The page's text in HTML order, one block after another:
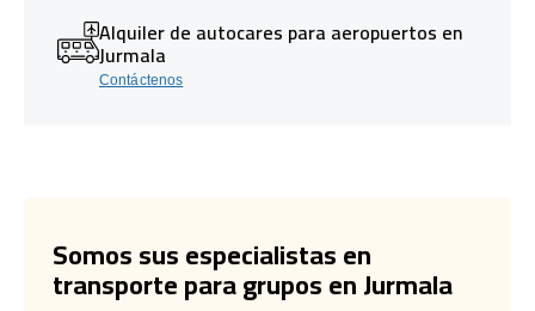
Alquiler de autocares para aeropuertos en
Jurmala
Contáctenos
Somos sus especialistas en
transporte para grupos en Jurmala